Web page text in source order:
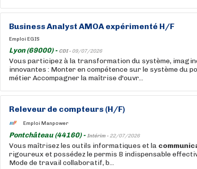
Business Analyst AMOA expérimenté H/F
Emploi EGIS
Lyon (69000) - CDI - 09/07/2026
Vous participez à la transformation du système,
innovantes : Monter en compétence sur le système du
métier Accompagner la maîtrise d'ouvr...
Releveur de compteurs (H/F)
Emploi Manpower
Pontchâteau (44160) -Intérim - 22/07/2026
Vous maîtrisez les outils informatiques et la
rigoureux et possédez le permis B indispensable
Mode de travail collaboratif, b...